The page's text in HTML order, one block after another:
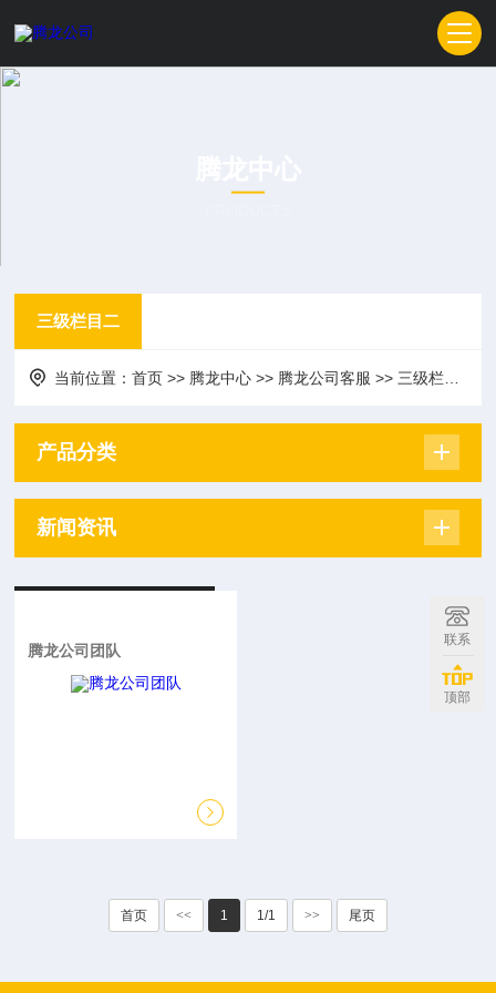
三级栏目二
当前位置：首页 >> 腾龙中心 >> 腾龙公司客服 >> 三级栏目二
产品分类
新闻资讯
腾龙公司团队
首页 << 1 1/1 >> 尾页
联系
顶部